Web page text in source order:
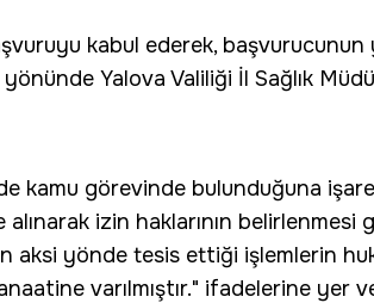
kabul ederek, başvurucunun
yönünde Yalova Valiliği İl Sağlık
kamu görevinde bulunduğuna
izin haklarının belirlenmesi
aksi yönde tesis ettiği işlemlerin
varılmıştır." ifadelerine yer